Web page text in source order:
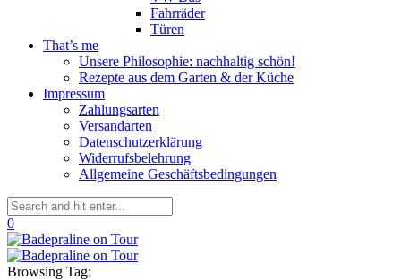
Fahrräder
Türen
That’s me
Unsere Philosophie: nachhaltig schön!
Rezepte aus dem Garten & der Küche
Impressum
Zahlungsarten
Versandarten
Datenschutzerklärung
Widerrufsbelehrung
Allgemeine Geschäftsbedingungen
0
Browsing Tag: